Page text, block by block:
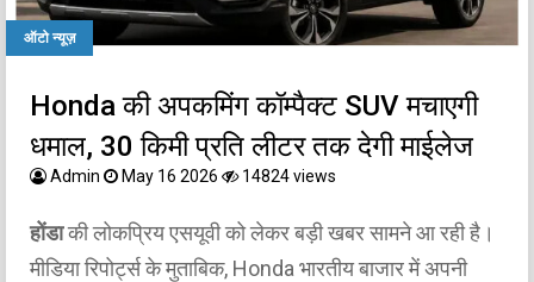
ऑटो न्यूज़
Honda की अपकमिंग कॉम्पैक्ट SUV मचाएगी
धमाल, 30 किमी प्रति लीटर तक देगी माईलेज
Admin May 16 2026 14824 views
होंडाकी लोकप्रिय एसयूवी को लेकर बड़ी खबर सामने आ रही है।
मीडिया रिपोर्ट्स के मुताबिक, Honda भारतीय बाजार में अपनी